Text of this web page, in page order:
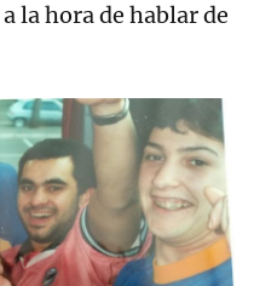
a la hora de hablar de